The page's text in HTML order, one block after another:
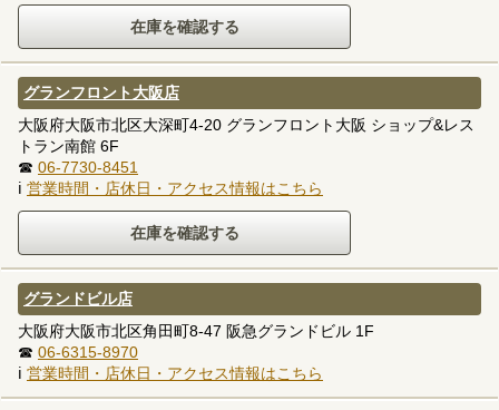
グランフロント大阪店
大阪府大阪市北区大深町4-20 グランフロント大阪 ショップ&レス
トラン南館 6F
☎ 06-7730-8451
ℹ 営業時間・店休日・アクセス情報はこちら
グランドビル店
大阪府大阪市北区角田町8-47 阪急グランドビル 1F
☎ 06-6315-8970
ℹ 営業時間・店休日・アクセス情報はこちら